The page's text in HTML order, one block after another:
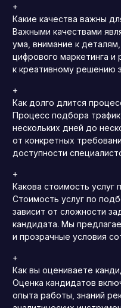
+
Какие качества важны
Важными качествами
ума, внимание к
цифрового маркетинга и
к креативному решению
+
Как долго длится
Процесс подбора
нескольких дней до
от конкретных
доступности
+
Какова стоимость услуг
Стоимость услуг по
зависит от сложности
кандидата. Мы
и прозрачные условия
+
Как вы оцениваете
Оценка кандидатов
опыта работы, знаний